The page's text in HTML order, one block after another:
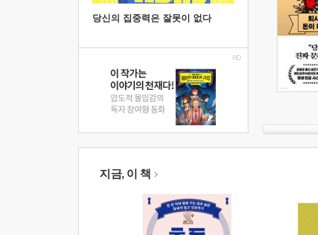
당신의 집중력은 잘못이 없다
지금, 이 책